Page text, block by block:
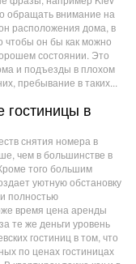
обращать внимание на
расположения дома, в
чтобы он бы как можно
состоянии. Это
и подъезды в плохом
пребывание в таких...
в
снятия номера в
чем в большинстве в
того большим
уютную обстановку
полностью
время цена аренды
те же деньги уровень
гостиниц в том, что
по ценах гостиницах